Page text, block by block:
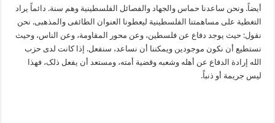
أیضاً. ونحن ساعدنا حماس والجهاد والفصائل الفلسطینیة وهم سنة. دائماً یراد
التغطیة علی مساهمتنا الفلسطینیة لیعطونا العنوان الطائفی والمذهبی. نحن
نقول: حیث یوجد دفاع عن فلسطین، وعن محور المقاومة، وعن الناس، وحیث
نستطیع أن نکون موجودین ویمکننا أن نساعد، سنفعل. إذا کانت لدی حزب
الله إرادة الدفاع عن أهله وشعبه وقضیة أمته، ومستعد أن یفعل ذلک، فهذا
لیس جریمة أو ذنباً.